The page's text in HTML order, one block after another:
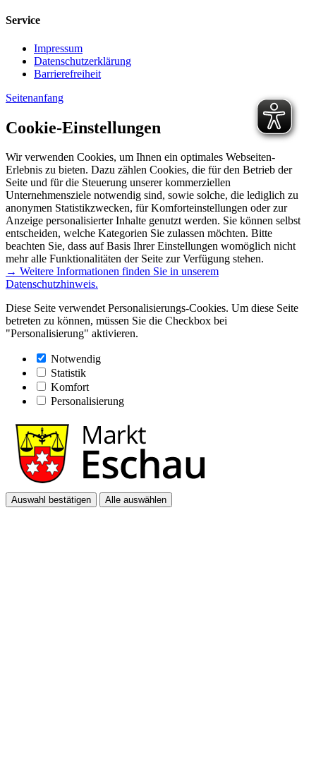
Service
Impressum
Datenschutzerklärung
Barrierefreiheit
Seitenanfang
Cookie-Einstellungen
Wir verwenden Cookies, um Ihnen ein optimales Webseiten-
Erlebnis zu bieten. Dazu zählen Cookies, die für den Betrieb der
Seite und für die Steuerung unserer kommerziellen
Unternehmensziele notwendig sind, sowie solche, die lediglich zu
anonymen Statistikzwecken, für Komforteinstellungen oder zur
Anzeige personalisierter Inhalte genutzt werden. Sie können selbst
entscheiden, welche Kategorien Sie zulassen möchten. Bitte
beachten Sie, dass auf Basis Ihrer Einstellungen womöglich nicht
mehr alle Funktionalitäten der Seite zur Verfügung stehen.
→ Weitere Informationen finden Sie in unserem
Datenschutzhinweis.
Diese Seite verwendet Personalisierungs-Cookies. Um diese Seite
betreten zu können, müssen Sie die Checkbox bei
"Personalisierung" aktivieren.
Notwendig
Statistik
Komfort
Personalisierung
Auswahl bestätigen Alle auswählen